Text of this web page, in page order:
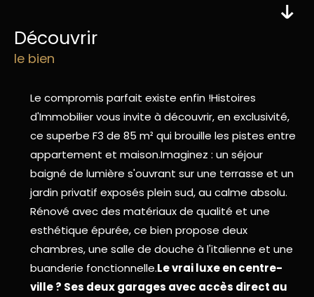
découvrir
le bien
Le compromis parfait existe enfin !Histoires
d'Immobilier vous invite à découvrir, en exclusivité,
ce superbe F3 de 85 m² qui brouille les pistes entre
appartement et maison.Imaginez : un séjour
baigné de lumière s'ouvrant sur une terrasse et un
jardin privatif exposés plein sud, au calme absolu.
Rénové avec des matériaux de qualité et une
esthétique épurée, ce bien propose deux
chambres, une salle de douche à l'italienne et une
buanderie fonctionnelle.Le vrai luxe en centre-
ville ? Ses deux garages avec accès direct au